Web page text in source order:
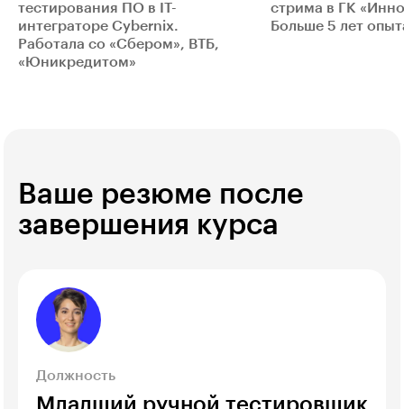
тестирования ПО в IT-
интеграторе Cybernix.
Работала со «Сбером», ВТБ,
«Юникредитом»
стрима в ГК
Больше 5 лет
Ваше резюме после
завершения курса
Должность